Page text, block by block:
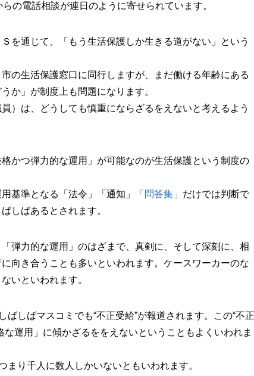
の電話相談が連日のように寄せられています。
を通じて、「もう生活保護しか生きる道がない」という
の生活保護窓口に同行しますが、まだ働ける年齢にある
か」が制度上も問題になります。
）は、どうしても慎重にならざるをえないと考えるよう
かつ弾力的な運用」が可能なのが生活保護という制度の
基準となる「法令」「通知」
「問答集」 だけでは判断で
しばあるとされます。
弾力的な運用」のはざまで、真剣に、そして深刻に、相
向き合うことも多いといわれます。ケースワーカーのな
いといわれます。
しばマスコミでも“不正受給”が報道されます。この“不正
運用」に傾かざるををえないということもよくいわれま
まり千人に数人しかいないともいわれます。